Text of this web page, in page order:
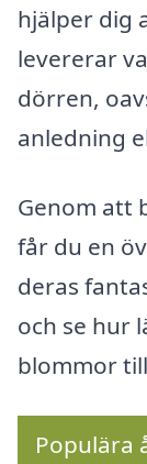
hjälper dig
levererar
dörren,
anledning
Genom att
får du en
deras
och se hur
blommor
Populära